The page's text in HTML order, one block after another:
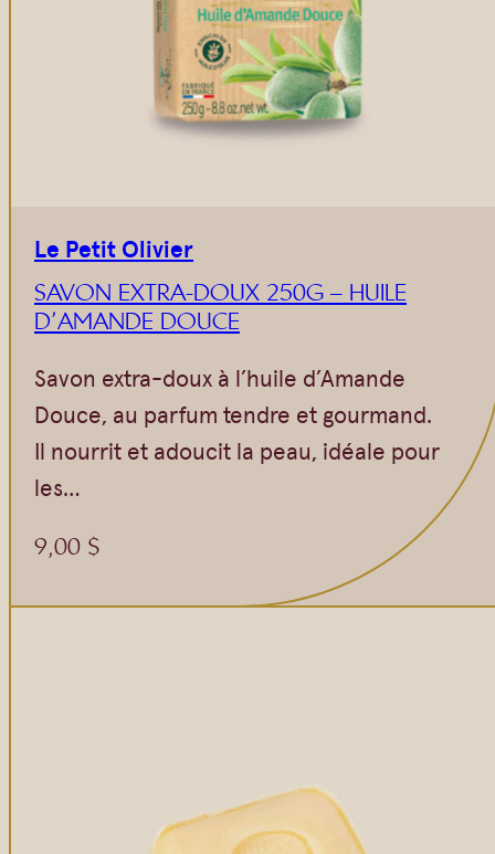
Le Petit Olivier
SAVON EXTRA-DOUX 250G – HUILE
D’AMANDE DOUCE
Savon extra-doux à l’huile d’Amande
Douce, au parfum tendre et gourmand.
Il nourrit et adoucit la peau, idéale pour
les…
9,00 $